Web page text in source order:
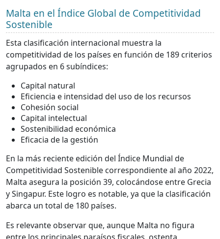
Malta en el Índice Global de Competitividad
Sostenible
Esta clasificación internacional muestra la
competitividad de los países en función de 189 criterios
agrupados en 6 subíndices:
Capital natural
Eficiencia e intensidad del uso de los recursos
Cohesión social
Capital intelectual
Sostenibilidad económica
Eficacia de la gestión
En la más reciente edición del Índice Mundial de
Competitividad Sostenible correspondiente al año 2022,
Malta asegura la posición 39, colocándose entre Grecia
y Singapur. Este logro es notable, ya que la clasificación
abarca un total de 180 países.
Es relevante observar que, aunque Malta no figura